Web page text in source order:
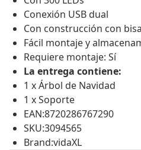
Conexión USB dual
Con construcción con
Fácil montaje y
Requiere montaje: Sí
La entrega contiene:
1 x Árbol de Navidad
1 x Soporte
EAN:8720286767290
SKU:3094565
Brand:vidaXL